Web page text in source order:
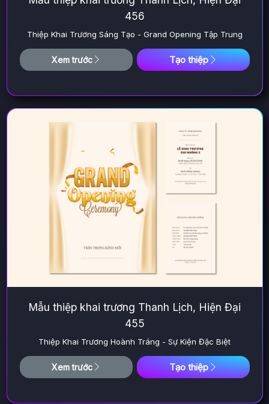
456
Thiệp Khai Trương Sáng Tạo - Grand Opening Tập Trung
Xem trước Tạo thiệp
Mẫu thiệp khai trương Thanh Lịch, Hiện Đại
455
Thiệp Khai Trương Hoành Tráng - Sự Kiện Đặc Biệt
Xem trước Tạo thiệp